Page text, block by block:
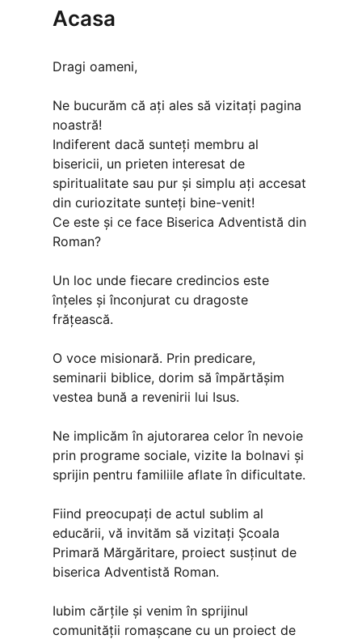
Acasa
Dragi oameni,
Ne bucurăm că ați ales să vizitați pagina
noastră!
Indiferent dacă sunteți membru al
bisericii, un prieten interesat de
spiritualitate sau pur și simplu ați accesat
din curiozitate sunteți bine-venit!
Ce este și ce face Biserica Adventistă din
Roman?
Un loc unde fiecare credincios este
înțeles și înconjurat cu dragoste
frățească.
O voce misionară. Prin predicare,
seminarii biblice, dorim să împărtășim
vestea bună a revenirii lui Isus.
Ne implicăm în ajutorarea celor în nevoie
prin programe sociale, vizite la bolnavi și
sprijin pentru familiile aflate în dificultate.
Fiind preocupați de actul sublim al
educării, vă invităm să vizitați Școala
Primară Mărgăritare, proiect susținut de
biserica Adventistă Roman.
Iubim cărțile și venim în sprijinul
comunității romașcane cu un proiect de